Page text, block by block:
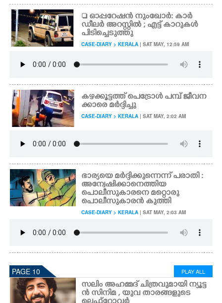
 ഓപ്പറേഷൻ നുംഖോർ: കാർ
ഡീലർ അറസ്റ്റിൽ ; എട്ട് കാറുകൾ
പിടിച്ചെടുത്തു
CASE-DIARY > KERALA | SAT MAY, 12:59 AM
കഴക്കൂട്ടത്ത് പെട്രോൾ പമ്പ് ജീവന
ക്കാരെ മർദ്ദിച്ചു
CASE-DIARY > KERALA | SAT MAY, 2:02 AM
ഭാര്യയെ മർദ്ദിക്കുന്നെന്ന് പരാതി :
അന്വേഷിക്കാനെത്തിയ
പൊലീസുകാരനെ മറ്റൊരു
പൊലീസുകാരൻ കുത്തി
CASE-DIARY > KERALA | SAT MAY, 2:03 AM
PAGE 10 PLAY ALL
സലിം അഹമ്മദ് ചിത്രവുമായി ന്യൂട്ട
ൻ സിനിമ , യുവ താരങ്ങളുടെ